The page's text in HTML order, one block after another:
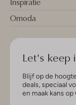
Inspiratie
Omoda
Let's keep
Blijf op de
deals, speciaal
en maak kans